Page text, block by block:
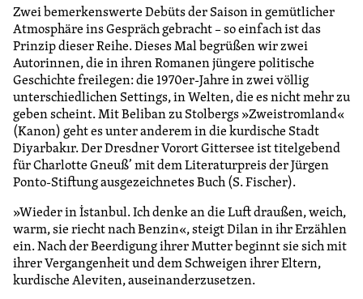
Zwei bemerkenswerte Debüts der Saison in gemütlicher
Atmosphäre ins Gespräch gebracht – so einfach ist das
Prinzip dieser Reihe. Dieses Mal begrüßen wir zwei
Autorinnen, die in ihren Romanen jüngere politische
Geschichte freilegen: die 1970er-Jahre in zwei völlig
unterschiedlichen Settings, in Welten, die es nicht mehr zu
geben scheint. Mit Beliban zu Stolbergs »Zweistromland«
(Kanon) geht es unter anderem in die kurdische Stadt
Diyarbakır. Der Dresdner Vorort Gittersee ist titelgebend
für Charlotte Gneuß’ mit dem Literaturpreis der Jürgen
Ponto-Stiftung ausgezeichnetes Buch (S. Fischer).
»Wieder in İstanbul. Ich denke an die Luft draußen, weich,
warm, sie riecht nach Benzin«, steigt Dilan in ihr Erzählen
ein. Nach der Beerdigung ihrer Mutter beginnt sie sich mit
ihrer Vergangenheit und dem Schweigen ihrer Eltern,
kurdische Aleviten, auseinanderzusetzen.